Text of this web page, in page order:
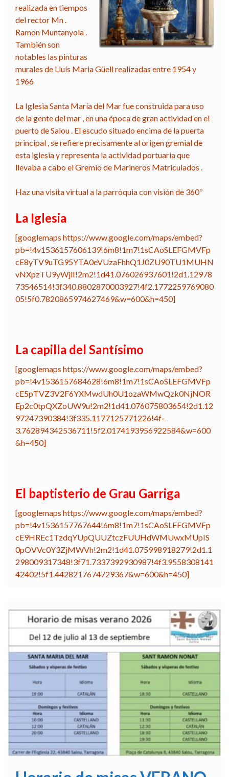
realizada en tiempos
del rector Mn .
Ramon Muntanyola .
También son
notables las pinturas
murales de Lluís Maria Güell realizadas entre 1954 y
1966
La Iglesia Santa María del Mar fue construida para uso
de la gente del mar , en una época de gran actividad en el
puerto de Salou . El escudo situado encima de la puerta
principal , se refiere precisamente al origen gremial de
esta iglesia y representa la actividad portuaria que
llevaba a cabo el Gremio de Marineros Matriculados .
Haz una visita virtual a la parròquia con visión de 360º
La Iglesia
[googlemaps https://www.google.com/maps/embed?
pb=!4v1536157606139!6m8!1m7!1sCAoSLEFGMVFp
cE8yTV9uTG95YTA0eVUzaFhhQ1J0ZU90TU1MUHN
vNXpzTU9yWjlI!2m2!1d41.076026937601!2d1.12978
73546514!3f340.8802870003927!4f2.1772259769080
05!5f0.7820865974627469&w=600&h=450]
La capilla del Santísimo
[googlemaps https://www.google.com/maps/embed?
pb=!4v1536157684628!6m8!1m7!1sCAoSLEFGMVFp
cE5pTVZ3V2F6YXMwdUh0U1ozaWMwQzk0NjNOR
Ep2c0tpQXZoUW9u!2m2!1d41.076075803654!2d1.12
97247390384!3f335.1177125771226!4f-
3.762894342536711!5f2.0174193956922584&w=600
&h=450]
El baptisterio de Grau Garriga
[googlemaps https://www.google.com/maps/embed?
pb=!4v1536157767644!6m8!1m7!1sCAoSLEFGMVFp
cE9HREc1TzdqYUpQUUZtczFUUHdWMUwxMUpIS
0pOVVc0Y3ZjMWVh!2m2!1d41.075998918279!2d1.1
298009317348!3f71.7337392930987!4f3.9558308141
42402!5f1.4428217674729367&w=600&h=450]